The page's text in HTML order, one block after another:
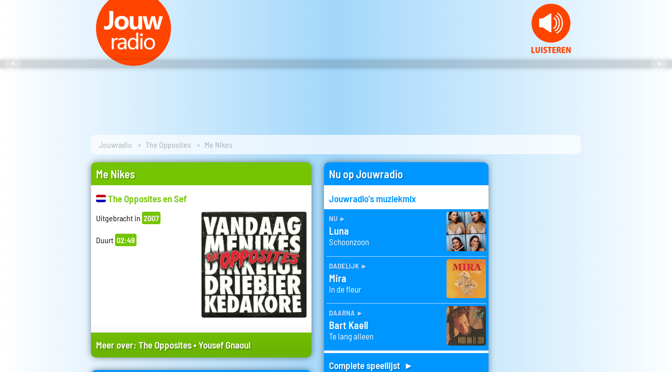
Jouwradio The Opposites Me Nikes
Me Nikes
The Opposites en Sef
Uitgebracht in 2007
Duurt 02:49
Meer over:The Opposites•Yousef Gnaoui
Nu op Jouwradio
Jouwradio's muziekmix
nu ►
Luna
Schoonzoon
dadelijk ►
Mira
In de fleur
daarna ►
Bart Kaell
Te lang alleen
Complete speellijst ►